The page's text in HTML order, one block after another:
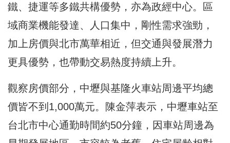
鐵、捷運等多鐵共構優勢，亦為政經中心。區
域商業機能發達、人口集中，剛性需求強勁，
加上房價與北市萬華相近，但交通與發展潛力
更具優勢，也帶動交易熱度持續上升。
觀察房價部分，中壢與基隆火車站周邊平均總
價皆不到1,000萬元。陳金萍表示，中壢車站至
台北市中心通勤時間約50分鐘，因車站周邊為